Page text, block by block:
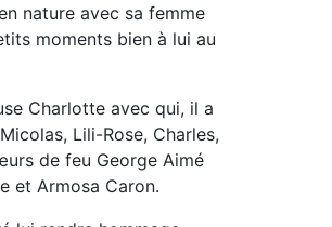
nature avec sa femme
moments bien à lui au
Charlotte avec qui, il a
Lili-Rose, Charles,
de feu George Aimé
et Armosa Caron.